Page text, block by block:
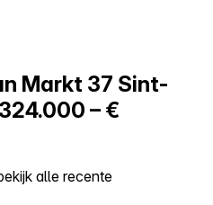
Markt 37 Sint-
– €
alle recente